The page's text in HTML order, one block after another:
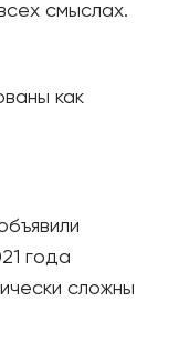
смыслах.
года
сложны